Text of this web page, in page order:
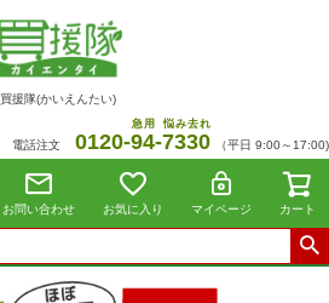
買援隊(かいえんたい)
電話注文 0120-94
急用
-7330
悩み去れ
（平日 9:00～17:00)
お問い合わせ お気に入り マイページ カート